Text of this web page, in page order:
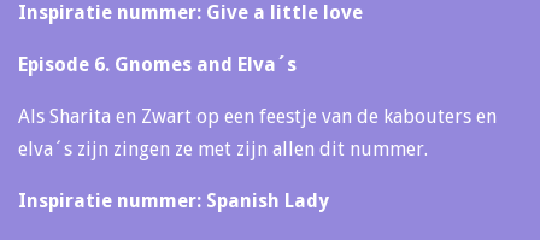
Inspiratie nummer: Give a little love
Episode 6. Gnomes and Elva´s
Als Sharita en Zwart op een feestje van de kabouters en
elva´s zijn zingen ze met zijn allen dit nummer.
Inspiratie nummer: Spanish Lady